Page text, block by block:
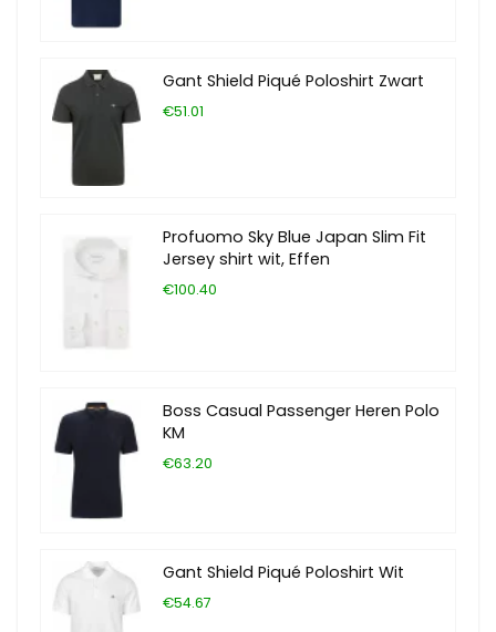
Gant Shield Piqué Poloshirt Zwart
€51.01
Profuomo Sky Blue Japan Slim Fit
Jersey shirt wit, Effen
€100.40
Boss Casual Passenger Heren Polo
KM
€63.20
Gant Shield Piqué Poloshirt Wit
€54.67